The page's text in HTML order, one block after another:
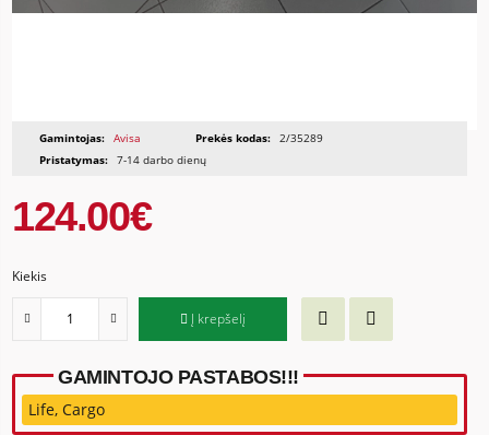
Gamintojas: Avisa Prekės kodas: 2/35289
Pristatymas: 7-14 darbo dienų
124.00€
Kiekis
Į krepšelį
GAMINTOJO PASTABOS!!!
Life, Cargo